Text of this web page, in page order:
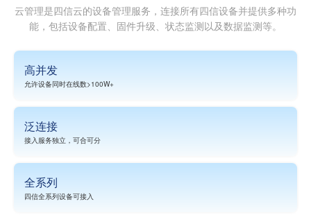
云管理是四信云的设备管理服务，连接所有四信设备并提供多种功
能，包括设备配置、固件升级、状态监测以及数据监测等。
高并发
允许设备同时在线数>100W+
泛连接
接入服务独立，可合可分
全系列
四信全系列设备可接入